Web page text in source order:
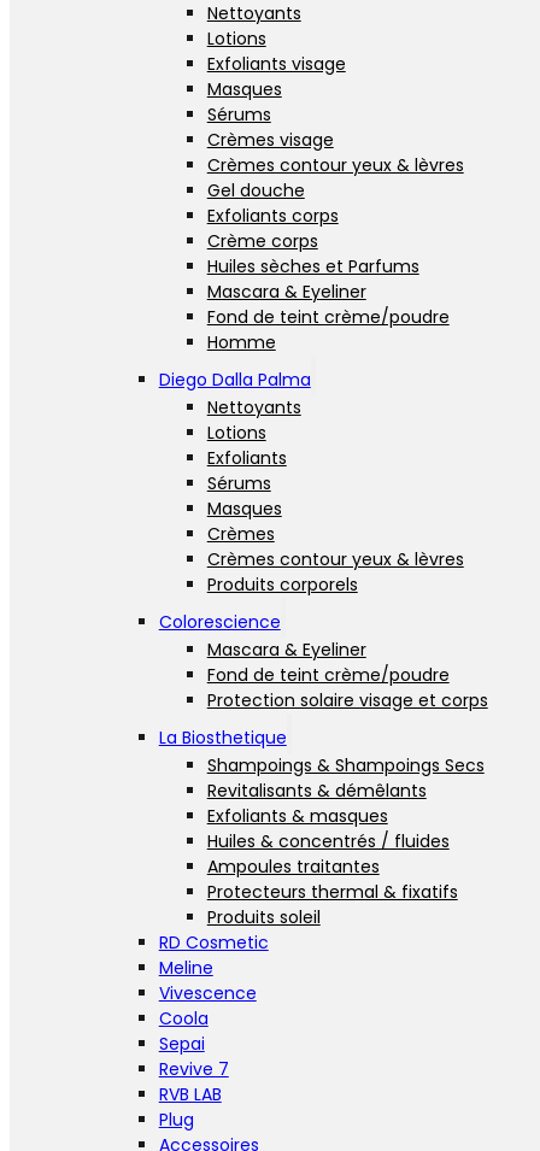
Nettoyants
Lotions
Exfoliants visage
Masques
Sérums
Crèmes visage
Crèmes contour yeux & lèvres
Gel douche
Exfoliants corps
Crème corps
Huiles sèches et Parfums
Mascara & Eyeliner
Fond de teint crème/poudre
Homme
Diego Dalla Palma
Nettoyants
Lotions
Exfoliants
Sérums
Masques
Crèmes
Crèmes contour yeux & lèvres
Produits corporels
Colorescience
Mascara & Eyeliner
Fond de teint crème/poudre
Protection solaire visage et corps
La Biosthetique
Shampoings & Shampoings Secs
Revitalisants & démêlants
Exfoliants & masques
Huiles & concentrés / fluides
Ampoules traitantes
Protecteurs thermal & fixatifs
Produits soleil
RD Cosmetic
Meline
Vivescence
Coola
Sepai
Revive 7
RVB LAB
Plug
Accessoires